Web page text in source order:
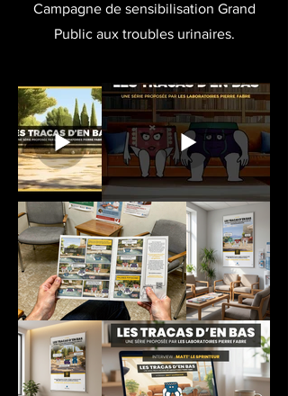
Campagne de sensibilisation Grand
Public aux troubles urinaires.